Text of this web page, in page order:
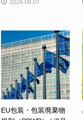
2026.08.07
EU包装・包装廃棄物